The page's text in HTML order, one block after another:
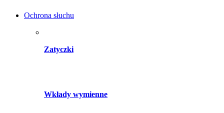
Ochrona słuchu
Zatyczki
Wkłady wymienne